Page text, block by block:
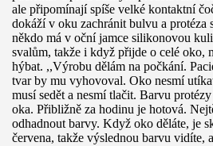
ale připomínají spíše velké kontaktní
dokáží v oku zachránit bulvu a protéza
někdo má v oční jamce silikonovou
svalům, takže i když přijde o celé oko,
hýbat. ,,Výrobu dělám na počkání.
tvar by mu vyhovoval. Oko nesmí
musí sedět a nesmí tlačit. Barvu
oka. Přibližně za hodinu je hotová.
odhadnout barvy. Když oko děláte, je
červena, takže výslednou barvu vidíte,